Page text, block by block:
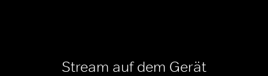
Stream auf dem Gerät